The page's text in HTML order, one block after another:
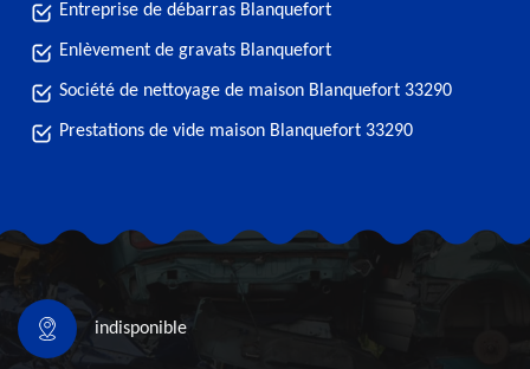
Entreprise de débarras Blanquefort
Enlèvement de gravats Blanquefort
Société de nettoyage de maison Blanquefort 33290
Prestations de vide maison Blanquefort 33290
indisponible